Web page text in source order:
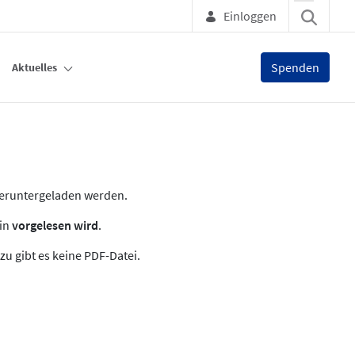
Einloggen
Aktuelles Spenden
werden.
vorgelesen wird.
gibt es keine PDF-Datei.